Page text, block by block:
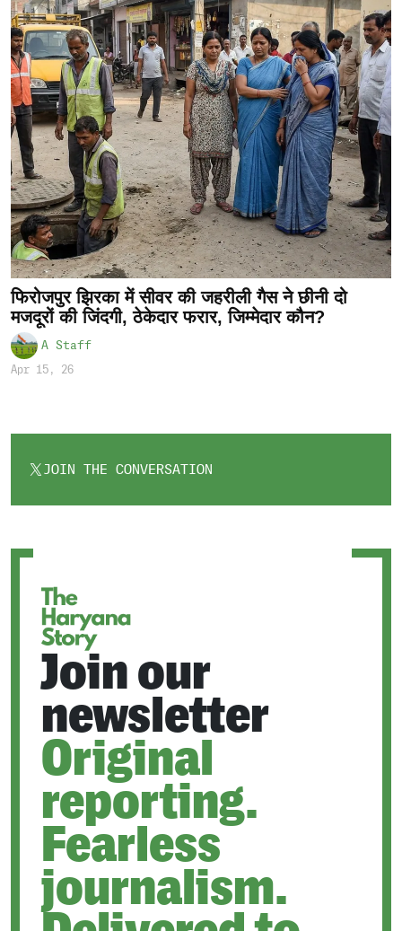
फिरोजपुर झिरका में सीवर की जहरीली गैस ने छीनी दो
मजदूरों की जिंदगी, ठेकेदार फरार, जिम्मेदार कौन?
A Staff
Apr 15, 26
JOIN THE CONVERSATION
OPENS
Join our
newsletter
Original
reporting.
Fearless
journalism.